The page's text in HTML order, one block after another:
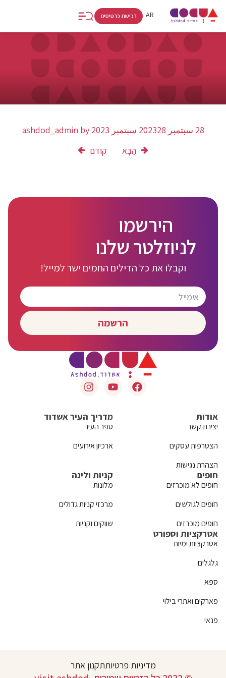
AR
HE
רכישת כרטיסים
28 سبتمبر 2023 28 سبتمبر 2023 by
ashdod_admin
קודם
הַבָּא
הירשמו
לניוזלטר שלנו
וקבלו את כל הדילים החמים ישר למייל!
הרשמה
אודות
יצירת קשר
הצטרפות עסקים
הצהרת נגישות
מדריך העיר אשדוד
ספר העיר
ארכיון אירועים
חופים
חופים לא מוכרזים
חופים לגולשים
חופים מוכרזים
קניות ולינה
מלונות
מרכזי קניות גדולים
שווקים וקניות
אטרקציות וספורט
אטרקציות ימיות
גלגלים
ספא
פארקים ואתרי בילוי
פנאי
מדיניות פרטיותתקנון אתר